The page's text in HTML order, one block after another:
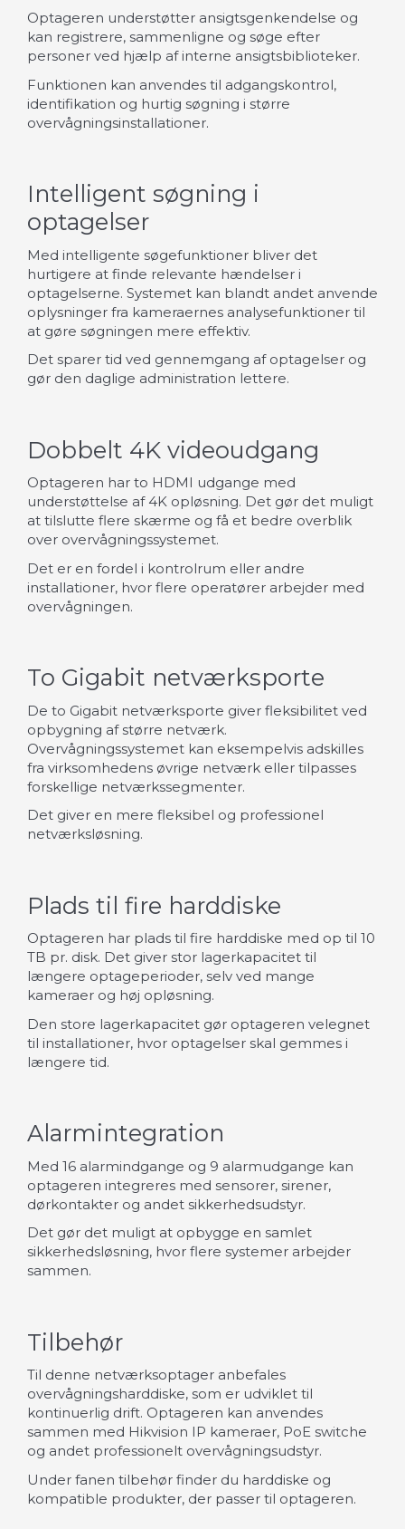
Optageren understøtter ansigtsgenkendelse og
kan registrere, sammenligne og søge efter
personer ved hjælp af interne ansigtsbiblioteker.
Funktionen kan anvendes til adgangskontrol,
identifikation og hurtig søgning i større
overvågningsinstallationer.
Intelligent søgning i
optagelser
Med intelligente søgefunktioner bliver det
hurtigere at finde relevante hændelser i
optagelserne. Systemet kan blandt andet anvende
oplysninger fra kameraernes analysefunktioner til
at gøre søgningen mere effektiv.
Det sparer tid ved gennemgang af optagelser og
gør den daglige administration lettere.
Dobbelt 4K videoudgang
Optageren har to HDMI udgange med
understøttelse af 4K opløsning. Det gør det muligt
at tilslutte flere skærme og få et bedre overblik
over overvågningssystemet.
Det er en fordel i kontrolrum eller andre
installationer, hvor flere operatører arbejder med
overvågningen.
To Gigabit netværksporte
De to Gigabit netværksporte giver fleksibilitet ved
opbygning af større netværk.
Overvågningssystemet kan eksempelvis adskilles
fra virksomhedens øvrige netværk eller tilpasses
forskellige netværkssegmenter.
Det giver en mere fleksibel og professionel
netværksløsning.
Plads til fire harddiske
Optageren har plads til fire harddiske med op til 10
TB pr. disk. Det giver stor lagerkapacitet til
længere optageperioder, selv ved mange
kameraer og høj opløsning.
Den store lagerkapacitet gør optageren velegnet
til installationer, hvor optagelser skal gemmes i
længere tid.
Alarmintegration
Med 16 alarmindgange og 9 alarmudgange kan
optageren integreres med sensorer, sirener,
dørkontakter og andet sikkerhedsudstyr.
Det gør det muligt at opbygge en samlet
sikkerhedsløsning, hvor flere systemer arbejder
sammen.
Tilbehør
Til denne netværksoptager anbefales
overvågningsharddiske, som er udviklet til
kontinuerlig drift. Optageren kan anvendes
sammen med Hikvision IP kameraer, PoE switche
og andet professionelt overvågningsudstyr.
Under fanen tilbehør finder du harddiske og
kompatible produkter, der passer til optageren.